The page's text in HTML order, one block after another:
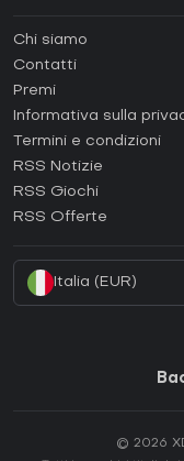
Come attivare una
Come attivare una
Come attivare una
Come attivare una
Chi siamo
Contatti
Premi
Informativa sulla
Termini e condizioni
RSS Notizie
RSS Giochi
RSS Offerte
Italia (EUR)
© 2026